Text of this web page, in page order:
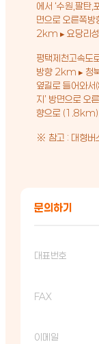
에서 ‘수원,팔탄
면으로 오른쪽
2km ▸ 요당리
평택제천고속도
방향 2km ▸ 청
옆길로 들어와
지’ 방면으로
향으로 (1.8km)
※ 참고 : 대형버
문의하기
대표번호
FAX
이메일